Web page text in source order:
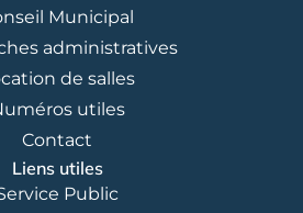
Municipal
administratives
de salles
utiles
Contact
Liens utiles
Public